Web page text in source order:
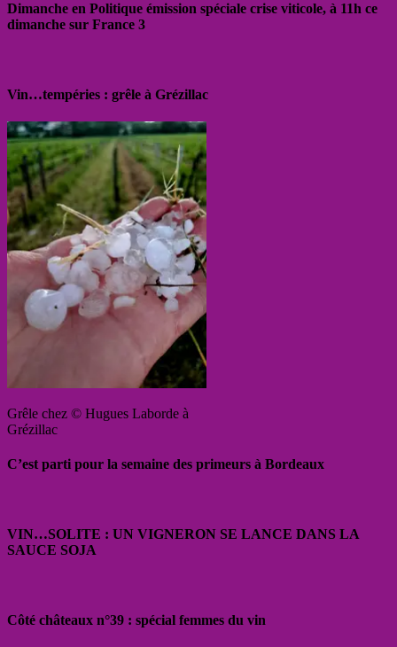
Dimanche en Politique émission spéciale crise viticole, à 11h ce
dimanche sur France 3
Vin…tempéries : grêle à Grézillac
Grêle chez © Hugues Laborde à
Grézillac
C’est parti pour la semaine des primeurs à Bordeaux
VIN…SOLITE : UN VIGNERON SE LANCE DANS LA
SAUCE SOJA
Côté châteaux n°39 : spécial femmes du vin